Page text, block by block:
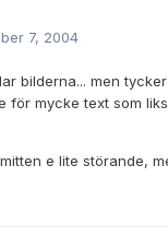
7, 2004
bilderna... men
för mycke text som
e lite störande,